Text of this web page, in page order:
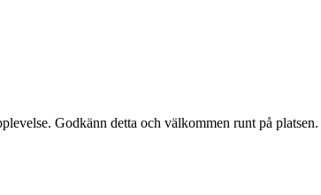
Godkänn detta och välkommen runt på platsen.